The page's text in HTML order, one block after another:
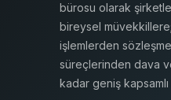
bürosu olarak
bireysel
işlemlerden
süreçlerinden dava
kadar geniş